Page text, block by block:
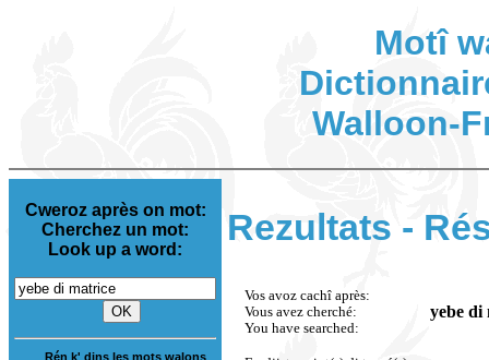
Motî
Walloon-
Cweroz après on mot:
Cherchez un mot:
Look up a word:
Rén k' dins les mots walons
Rezultats -
Vos avoz cachî après:
Vous avez cherché:
You have searched:
yebe di